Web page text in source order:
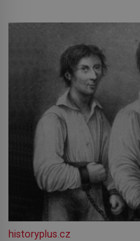
českou zahradu ani
historyplus.cz